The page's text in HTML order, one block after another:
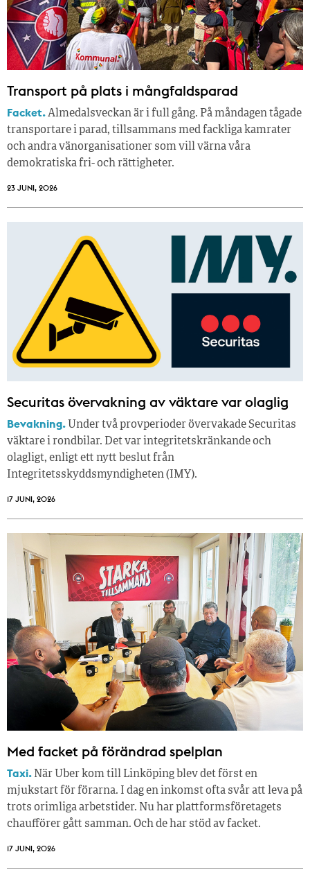
Transport på plats i mångfaldsparad
Facket.Almedalsveckan är i full gång. På måndagen tågade
transportare i parad, tillsammans med fackliga kamrater
och andra vänorganisationer som vill värna våra
demokratiska fri- och rättigheter.
23 JUNI, 2026
Securitas övervakning av väktare var olaglig
Bevakning. Under två provperioder övervakade Securitas
väktare i rondbilar. Det var integritetskränkande och
olagligt, enligt ett nytt beslut från
Integritetsskyddsmyndigheten (IMY).
17 JUNI, 2026
Med facket på förändrad spelplan
Taxi. När Uber kom till Linköping blev det först en
mjukstart för förarna. I dag en inkomst ofta svår att leva på
trots orimliga arbetstider. Nu har plattformsföretagets
chaufförer gått samman. Och de har stöd av facket.
17 JUNI, 2026